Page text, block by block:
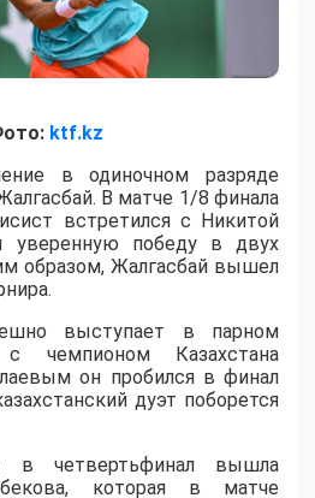
ktf.kz
в одиночном разряде
В матче 1/8 финала
встретился с Никитой
победу в двух
образом, Жалгасбай вышел
выступает в парном
чемпионом Казахстана
он пробился в финал
дуэт поборется
в четвертьфинал вышла
которая в матче